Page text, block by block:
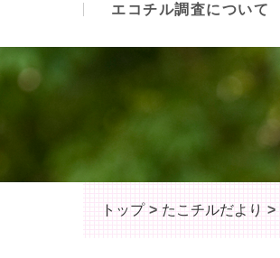
エコチル調査について
トップ たこチルだより